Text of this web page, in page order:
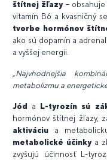
štítnej žľazy– obsahuje
vitamín B6 a kvasničný
tvorbe hormónov
ako sú dopamín a
a vyššej energii.
„Najvhodnejšia
metabolizmu a
Jód a L-tyrozín sú
hormónov štítnej žľazy,
aktiváciu a
metabolické účinkya
zvyšujú účinnosť L-